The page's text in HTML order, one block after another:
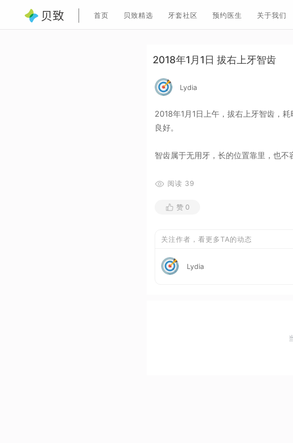
首页 贝致精选 牙套社区 预约医生 关于我们
2018年1月1日 拔右上牙智齿
Lydia
2018年1月1日上午，拔右上牙智齿，
良好。
智齿属于无用牙，长的位置靠里，也不
阅读 39
赞 0
关注作者，看更多TA的动态
Lydia